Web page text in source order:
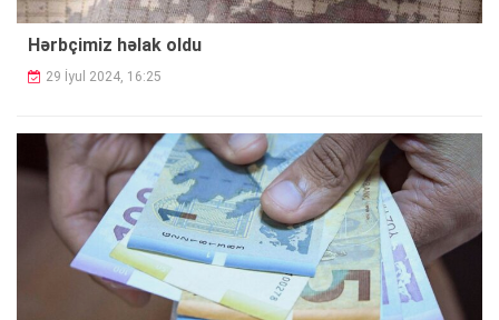
Hərbçimiz həlak oldu
29 İyul 2024, 16:25